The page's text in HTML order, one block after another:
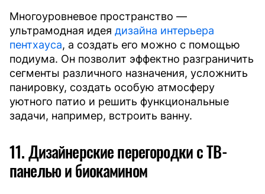
Многоуровневое пространство —
ультрамодная идея дизайна интерьера
пентхауса, а создать его можно с помощью
подиума. Он позволит эффектно разграничить
сегменты различного назначения, усложнить
панировку, создать особую атмосферу
уютного патио и решить функциональные
задачи, например, встроить ванну.
11. Дизайнерские перегородки с ТВ-
панелью и биокамином